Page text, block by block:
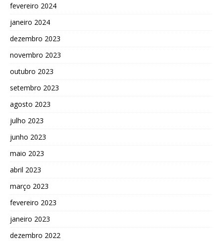
fevereiro 2024
janeiro 2024
dezembro 2023
novembro 2023
outubro 2023
setembro 2023
agosto 2023
julho 2023
junho 2023
maio 2023
abril 2023
março 2023
fevereiro 2023
janeiro 2023
dezembro 2022